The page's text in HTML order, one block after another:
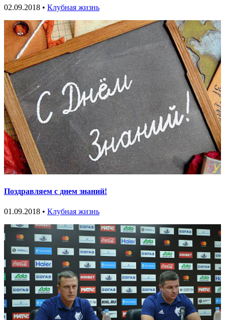
02.09.2018 • Клубная жизнь
Поздравляем с днем знаний!
01.09.2018 • Клубная жизнь